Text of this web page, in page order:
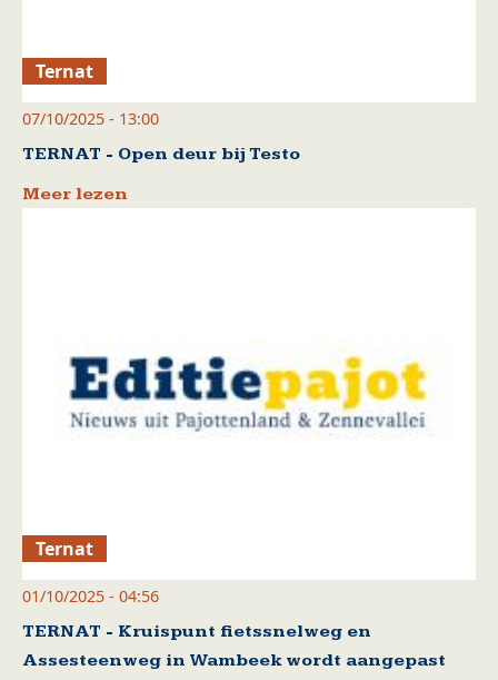
Ternat
07/10/2025 - 13:00
TERNAT - Open deur bij Testo
Meer lezen
Ternat
01/10/2025 - 04:56
TERNAT - Kruispunt fietssnelweg en
Assesteenweg in Wambeek wordt aangepast